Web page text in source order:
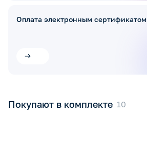
Оплата электронным сертификатом
Покупают в комплекте